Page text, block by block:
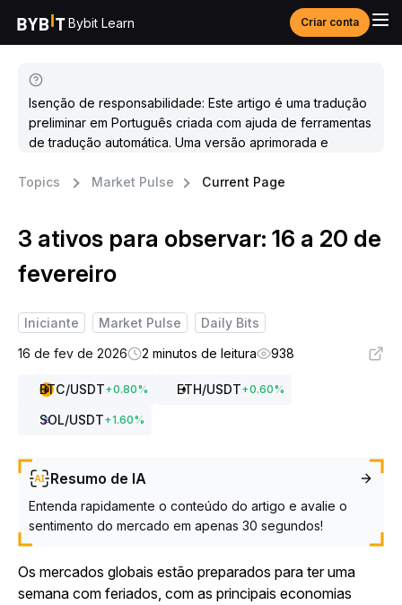
Bybit Learn Criar conta
Isenção de responsabilidade: Este artigo é uma tradução
preliminar em Português criada com ajuda de ferramentas
de tradução automática. Uma versão aprimorada e
Topics
Market Pulse Current Page
3 ativos para observar: 16 a 20 de
fevereiro
Iniciante Market Pulse
Daily Bits
16 de fev de 2026
2 minutos de leitura 938
BTC/USDT+0.80% ETH/USDT+0.60%
SOL/USDT+1.60%
Resumo de IA
Entenda rapidamente o conteúdo do artigo e avalie o
sentimento do mercado em apenas 30 segundos!
Os mercados globais estão preparados para ter uma
semana com feriados, com as principais economias